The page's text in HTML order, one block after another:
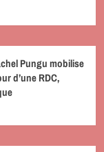
Pungu mobilise
d’une RDC,